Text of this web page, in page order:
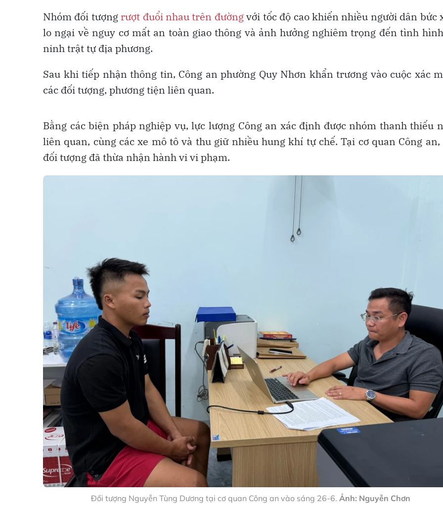
Nhóm đối tượng rượt đuổi nhau trên đườngvới tốc độ cao khiến nhiều người dân bức
lo ngại về nguy cơ mất an toàn giao thông và ảnh hưởng nghiêm trọng đến tình
ninh trật tự địa phương.
Sau khi tiếp nhận thông tin, Công an phường Quy Nhơn khẩn trương vào cuộc xác
các đối tượng, phương tiện liên quan.
Bằng các biện pháp nghiệp vụ, lực lượng Công an xác định được nhóm thanh thiếu
liên quan, cùng các xe mô tô và thu giữ nhiều hung khí tự chế. Tại cơ quan Công an,
đối tượng đã thừa nhận hành vi vi phạm.
Đối tượng Nguyễn Tùng Dương tại cơ quan Công an vào sáng 26-6. Ảnh: Nguyễn Chơn